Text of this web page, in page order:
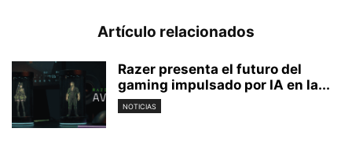
Artículo relacionados
Razer presenta el futuro del
gaming impulsado por IA en la...
NOTICIAS